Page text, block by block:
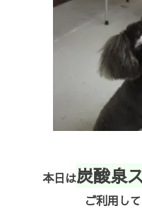
本日は炭酸泉
ご利用し